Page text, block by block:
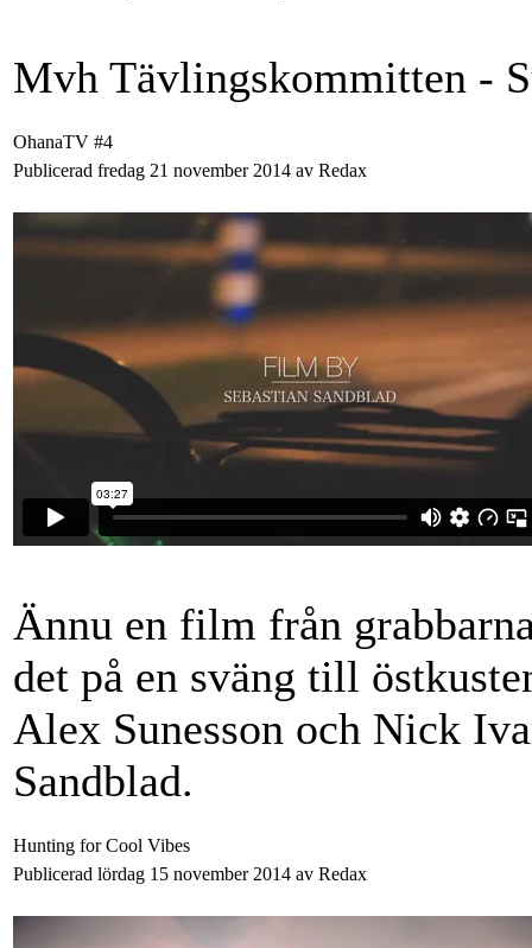
Mvh Tävlingskommitten -
OhanaTV #4
Publicerad fredag 21 november 2014 av Redax
Ännu en film från
det på en sväng till
Alex Sunesson och Nick
Sandblad.
Hunting for Cool Vibes
Publicerad lördag 15 november 2014 av Redax